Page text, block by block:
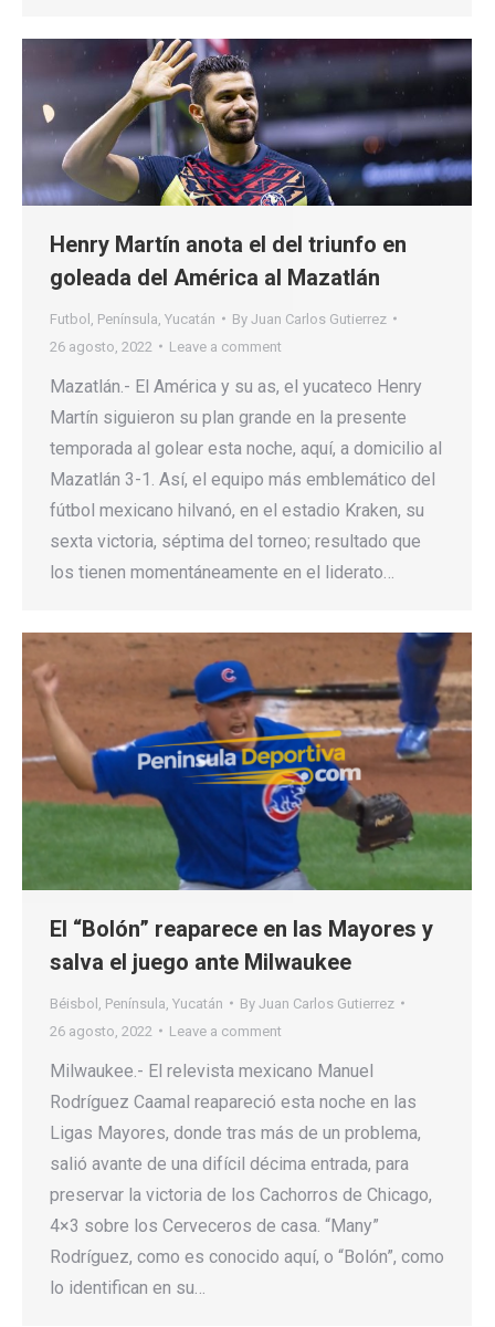
Henry Martín anota el del triunfo en
goleada del América al Mazatlán
Futbol Península Yucatán By Juan Carlos Gutierrez
26 agosto, 2022
Leave a comment
Mazatlán.- El América y su as, el yucateco Henry
Martín siguieron su plan grande en la presente
temporada al golear esta noche, aquí, a domicilio al
Mazatlán 3-1. Así, el equipo más emblemático del
fútbol mexicano hilvanó, en el estadio Kraken, su
sexta victoria, séptima del torneo; resultado que
los tienen momentáneamente en el liderato…
El “Bolón” reaparece en las Mayores y
salva el juego ante Milwaukee
Béisbol Península Yucatán By Juan Carlos Gutierrez
26 agosto, 2022
Leave a comment
Milwaukee.- El relevista mexicano Manuel
Rodríguez Caamal reapareció esta noche en las
Ligas Mayores, donde tras más de un problema,
salió avante de una difícil décima entrada, para
preservar la victoria de los Cachorros de Chicago,
4×3 sobre los Cerveceros de casa. “Many”
Rodríguez, como es conocido aquí, o “Bolón”, como
lo identifican en su…